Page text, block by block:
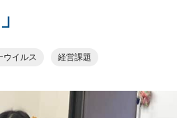
ウイルス 経営課題